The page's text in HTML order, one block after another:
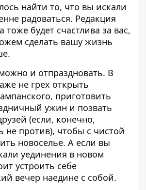
найти то, что вы искали
радоваться. Редакция
будет счастлива за вас,
сделать вашу жизнь
и отпраздновать. В
не грех открыть
приготовить
ужин и позвать
(если, конечно,
не против), чтобы с чистой
новоселье. А если вы
уединения в новом
устроить себе
вечер наедине с собой.